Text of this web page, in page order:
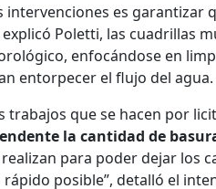
intervenciones es garantizar
Poletti, las cuadrillas
enfocándose en
entorpecer el flujo del agua.
trabajos que se hacen por
la cantidad de
realizan para poder dejar los
rápido posible”, detalló el